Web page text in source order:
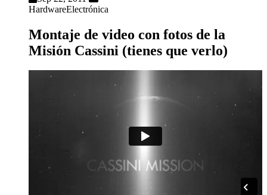
HardwareElectrónica
Montaje de video con fotos de la
Misión Cassini (tienes que verlo)